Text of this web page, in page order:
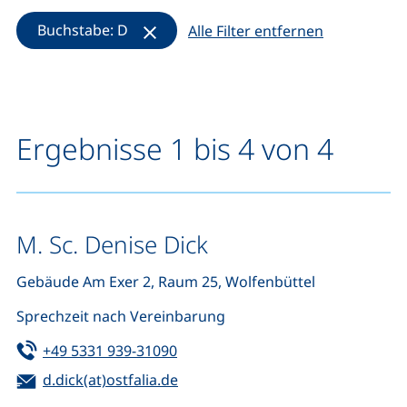
Buchstabe: D (Filter entfernen)
Alle Filter entfernen
Ergebnisse 1 bis 4 von 4
M. Sc. Denise Dick
Gebäude Am Exer 2, Raum 25, Wolfenbüttel
Sprechzeit nach Vereinbarung
Tel:
+49 5331 939-31090(startet einen Telefonanruf,
E-Mail:
d.dick(at)ostfalia.de(öffnet Ihr E-Mail-Programm)